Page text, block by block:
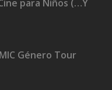
para Niños (…Y
Género Tour